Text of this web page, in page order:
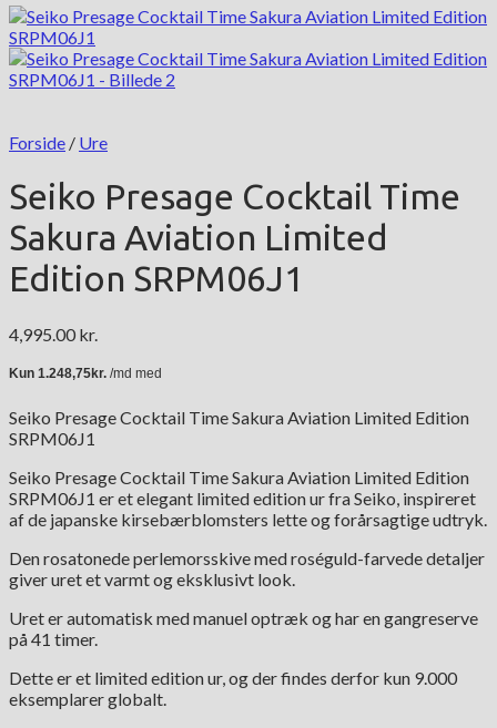
Forside / Ure
Seiko Presage Cocktail Time
Sakura Aviation Limited
Edition SRPM06J1
4,995.00 kr.
Seiko Presage Cocktail Time Sakura Aviation Limited Edition
SRPM06J1
Seiko Presage Cocktail Time Sakura Aviation Limited Edition
SRPM06J1 er et elegant limited edition ur fraSeiko, inspireret
af de japanske kirsebærblomsters lette og forårsagtige udtryk.
Den rosatonede perlemorsskive med roséguld-farvede detaljer
giver uret et varmt og eksklusivt look.
Uret er automatisk med manuel optræk og har en gangreserve
på 41 timer.
Dette er et limited edition ur, og der findes derfor kun 9.000
eksemplarer globalt.